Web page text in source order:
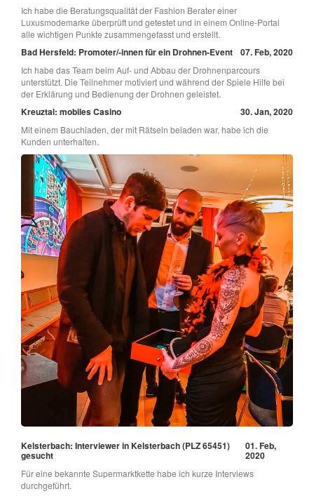
Ich habe die Beratungsqualität der Fashion Berater einer
Luxusmodemarke überprüft und getestet und in einem Online-Portal
alle wichtigen Punkte zusammengefasst und erstellt.
Bad Hersfeld: Promoter/-innen für ein Drohnen-Event 07. Feb, 2020
Ich habe das Team beim Auf- und Abbau der Drohnenparcours
unterstützt. Die Teilnehmer motiviert und während der Spiele Hilfe bei
der Erklärung und Bedienung der Drohnen geleistet.
Kreuztal: mobiles Casino 30. Jan, 2020
Mit einem Bauchladen, der mit Rätseln beladen war, habe ich die
Kunden unterhalten.
Kelsterbach: Interviewer in Kelsterbach (PLZ 65451)
gesucht
01. Feb,
2020
Für eine bekannte Supermarktkette habe ich kurze Interviews
durchgeführt.